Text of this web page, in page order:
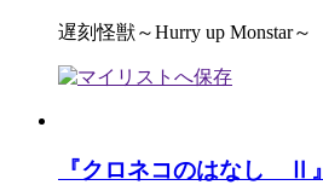
遅刻怪獣～Hurry up Monstar～
『クロネコのはなし Ⅱ』